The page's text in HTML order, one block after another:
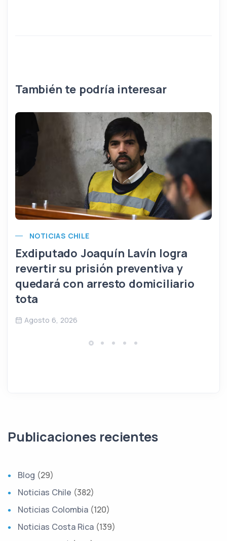
También te podría interesar
NOTICIAS CHILE
Exdiputado Joaquín Lavín logra
revertir su prisión preventiva y
quedará con arresto domiciliario
tota
Agosto 6, 2026
Publicaciones recientes
Blog (29)
Noticias Chile (382)
Noticias Colombia (120)
Noticias Costa Rica (139)